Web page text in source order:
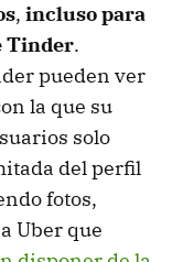
, incluso para
Tinder.
pueden ver
la que su
solo
del perfil
fotos,
Uber que